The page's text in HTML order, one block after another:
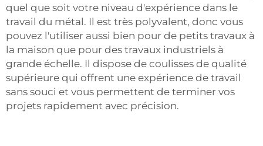
quel que soit votre niveau d'expérience dans le
travail du métal. Il est très polyvalent, donc vous
pouvez l'utiliser aussi bien pour de petits travaux à
la maison que pour des travaux industriels à
grande échelle. Il dispose de coulisses de qualité
supérieure qui offrent une expérience de travail
sans souci et vous permettent de terminer vos
projets rapidement avec précision.